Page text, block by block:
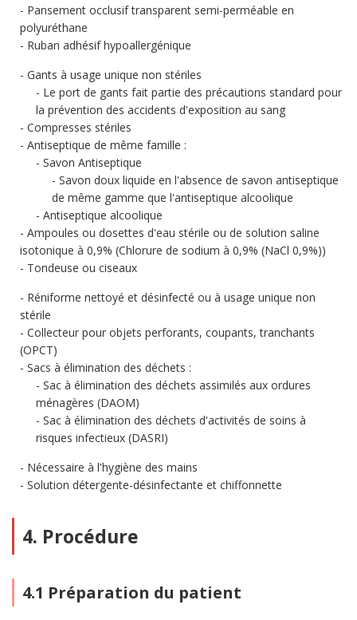
Pansement occlusif transparent semi-perméable en
polyuréthane
Ruban adhésif hypoallergénique
Gants à usage unique non stériles
Le port de gants fait partie des précautions standard pour
la prévention des accidents d'exposition au sang
Compresses stériles
Antiseptique de même famille :
Savon Antiseptique
Savon doux liquide en l'absence de savon antiseptique
de même gamme que l'antiseptique alcoolique
Antiseptique alcoolique
Ampoules ou dosettes d'eau stérile ou de solution saline
isotonique à 0,9% (Chlorure de sodium à 0,9% (NaCl 0,9%))
Tondeuse ou ciseaux
Réniforme nettoyé et désinfecté ou à usage unique non
stérile
Collecteur pour objets perforants, coupants, tranchants
(OPCT)
Sacs à élimination des déchets :
Sac à élimination des déchets assimilés aux ordures
ménagères (DAOM)
Sac à élimination des déchets d'activités de soins à
risques infectieux (DASRI)
Nécessaire à l'hygiène des mains
Solution détergente-désinfectante et chiffonnette
4. Procédure
4.1 Préparation du patient